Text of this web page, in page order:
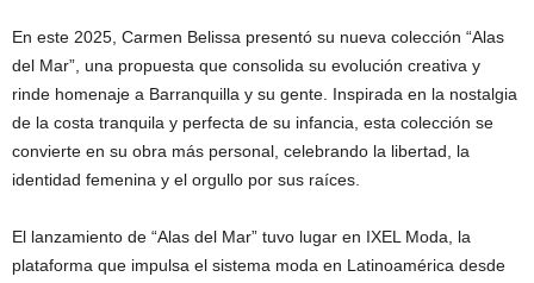
En este 2025, Carmen Belissa presentó su nueva colección “Alas
del Mar”, una propuesta que consolida su evolución creativa y
rinde homenaje a Barranquilla y su gente. Inspirada en la nostalgia
de la costa tranquila y perfecta de su infancia, esta colección se
convierte en su obra más personal, celebrando la libertad, la
identidad femenina y el orgullo por sus raíces.
El lanzamiento de “Alas del Mar” tuvo lugar en IXEL Moda, la
plataforma que impulsa el sistema moda en Latinoamérica desde